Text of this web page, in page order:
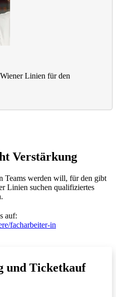
Linien für den
Verstärkung
Teams werden will, für den gibt
Linien suchen qualifiziertes
auf:
facharbeiter-in
und Ticketkauf